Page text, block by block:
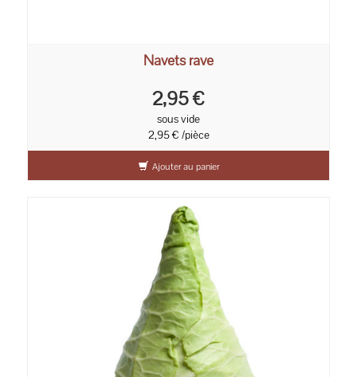
Navets rave
2,95 €
sous vide
2,95 € /pièce
Ajouter au panier